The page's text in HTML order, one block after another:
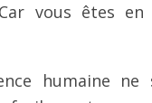
vous êtes
humaine ne